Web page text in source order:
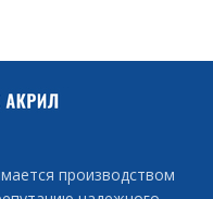
производством